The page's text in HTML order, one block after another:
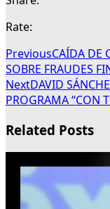
Rate:
PreviousCAÍDA DE
SOBRE FRAUDES
NextDAVID
PROGRAMA “CON
Related Posts